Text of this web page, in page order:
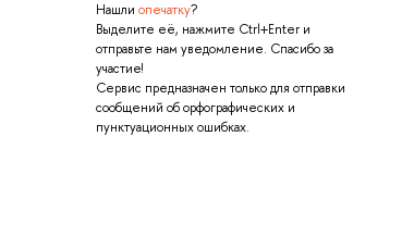
Нашли опечатку?
Выделите её, нажмите Ctrl+Enter и
отправьте нам уведомление. Спасибо за
участие!
Сервис предназначен только для отправки
сообщений об орфографических и
пунктуационных ошибках.